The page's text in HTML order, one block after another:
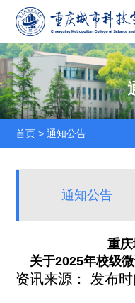
首页 >通知公告
通知公告
重
关于2025年校级
资讯来源： 发布